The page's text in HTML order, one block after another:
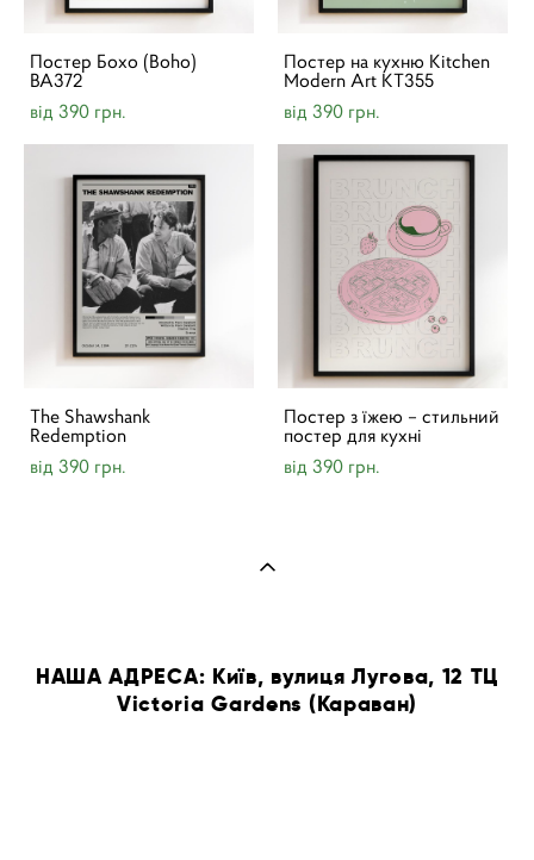
Постер Бохо (Boho)
BA372
від 390 грн.
Постер на кухню Kitchen
Modern Art KT355
від 390 грн.
The Shawshank
Redemption
від 390 грн.
Постер з їжею – стильний
постер для кухні
від 390 грн.
НАША АДРЕСА: Київ, вулиця Лугова, 12 ТЦ
Victoria Gardens (Караван)